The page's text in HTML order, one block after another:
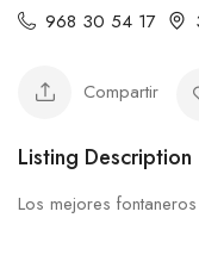
968 30 54 17
Compartir
Listing Description
Los mejores